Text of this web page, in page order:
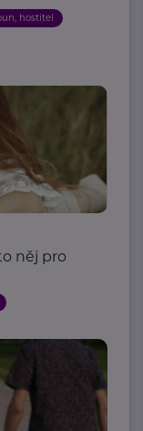
hostitel
něj pro